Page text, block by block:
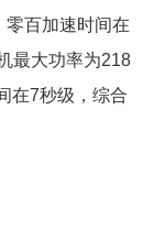
百加速时间在
最大功率为218
在7秒级，综合